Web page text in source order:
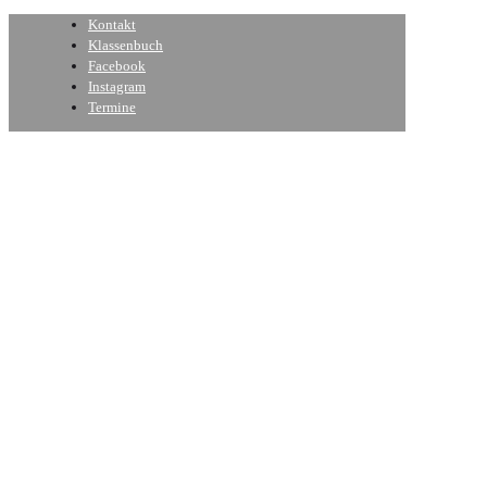
Kontakt
Klassenbuch
Facebook
Instagram
Termine